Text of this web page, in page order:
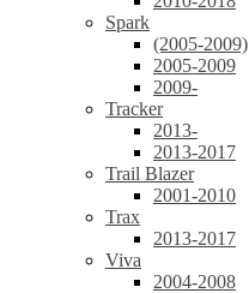
Spark
(2005-2009)
2005-2009
2009-
Tracker
2013-
2013-2017
Trail Blazer
2001-2010
Trax
2013-2017
Viva
2004-2008